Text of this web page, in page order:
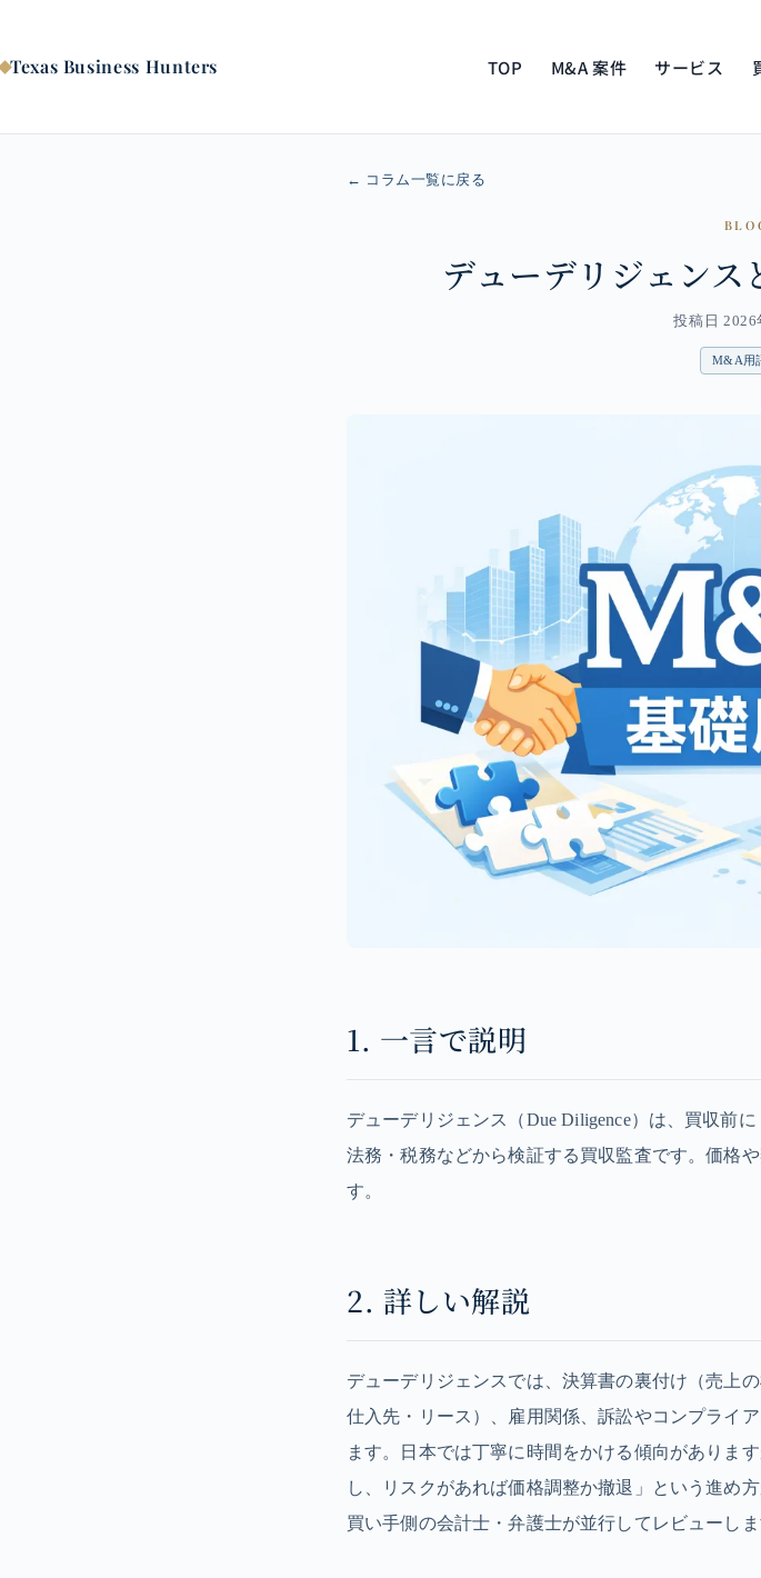
テ
ン
Texas Business Hunters TOP M&A 案件 サービス
← コラム一覧に戻る
デューデリジェン
投稿日 2026
M&A用
1. 一言で説明
デューデリジェンス（Due Diligence）は、買収前
法務・税務などから検証する買収監査です。価格
す。
2. 詳しい解説
デューデリジェンスでは、決算書の裏付け（売上
仕入先・リース）、雇用関係、訴訟やコンプライ
ます。日本では丁寧に時間をかける傾向がありま
し、リスクがあれば価格調整か撤退」という進め
買い手側の会計士・弁護士が並行してレビューしま